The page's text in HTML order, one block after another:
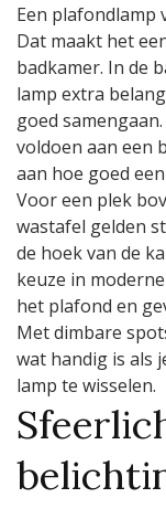
Een plafondlamp
Dat maakt het
badkamer. In de
lamp extra
goed
voldoen aan een
aan hoe goed
Voor een plek
wastafel gelden
de hoek van de
keuze in
het plafond en
Met dimbare
wat handig is als
lamp te wisselen.